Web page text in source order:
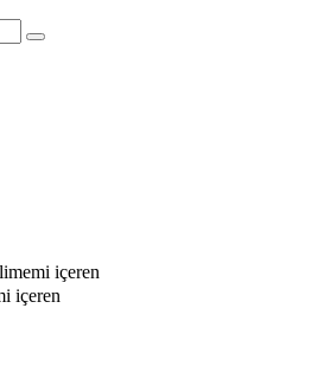
içeren
içeren